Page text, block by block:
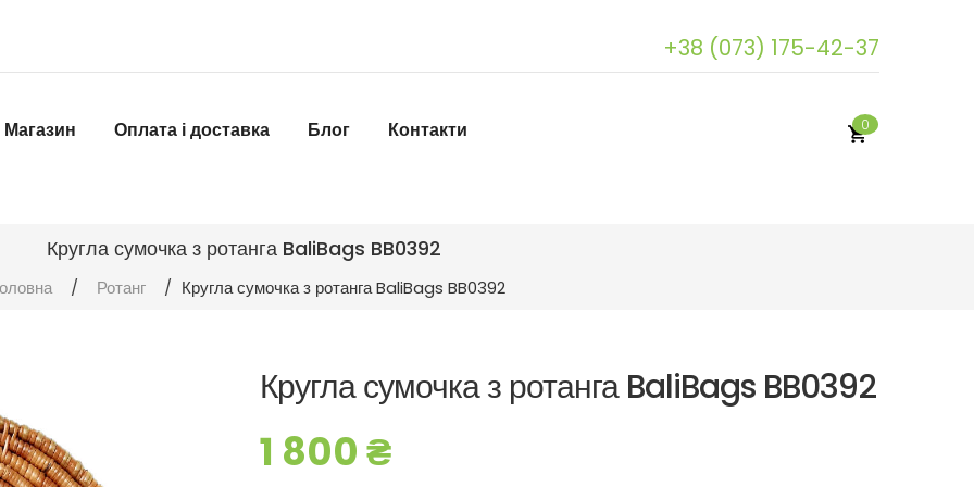
+38 (073) 175-42-37
Магазин Оплата і доставка Блог Контакти 0
Кругла сумочка з ротанга BaliBags BB0392
/ Ротанг / Кругла сумочка з ротанга BaliBags BB0392
Кругла сумочка з ротанга BaliBags BB0392
1 800₴